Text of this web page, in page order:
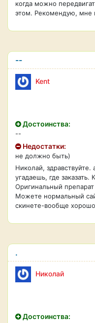
когда можно
этом. Рекомендую, мне
--
Kent
Достоинства:
--
Недостатки:
не должно быть)
Николай, здравствуйте.
угадаешь, где
Оригинальный
Можете нормальный
скинете-вообще
.
Николай
Достоинства: